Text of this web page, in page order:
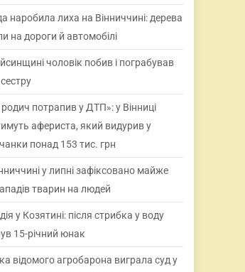
наробила лиха на Вінниччині: дерева
на дороги й автомобілі
чоловік побив і пограбував
потрапив у ДТП»: у Вінниці
афериста, який видурив у
понад 153 тис. грн
у липні зафіксовано майже
тварин на людей
у Козятині: після стрибка у воду
15-річний юнак
відомого агробарона виграла суд у